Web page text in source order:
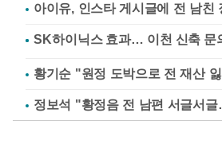
아이유, 인스타 게시글에 전 남친
황기순 "원정 도박으로 전 재산
정보석 "황정음 전 남편 서글서